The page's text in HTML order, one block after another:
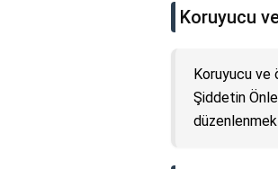
Koruyucu
Koruyucu ve
Şiddetin